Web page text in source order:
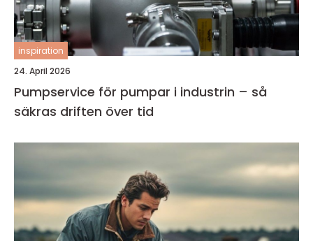
inspiration
24. April 2026
Pumpservice för pumpar i industrin – så
säkras driften över tid